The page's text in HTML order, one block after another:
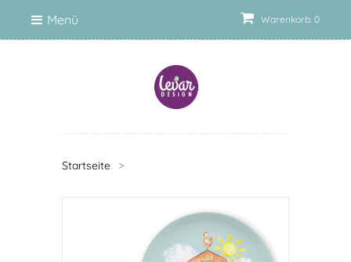
Warenkorb: 0
Menü
Startseite >